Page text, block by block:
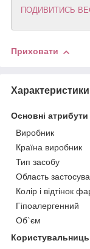
ПОДИВИТИСЬ
Приховати
Характеристики
Основні атрибути
Виробник
Країна виробник
Тип засобу
Область
Колір і відтінок
Гіпоалергенний
Об`єм